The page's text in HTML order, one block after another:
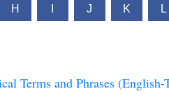
H J K L
Terms and Phrases